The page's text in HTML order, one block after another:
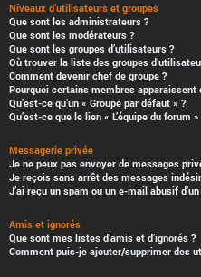
Niveaux d’utilisateurs et groupes
Que sont les administrateurs ?
Que sont les modérateurs ?
Que sont les groupes d’utilisateurs ?
Où trouver la liste des groupes
Comment devenir chef de groupe ?
Pourquoi certains membres apparaissent
Qu’est-ce qu’un « Groupe par défaut » ?
Qu’est-ce que le lien « L’équipe du forum »
Messagerie privée
Je ne peux pas envoyer de messages
Je reçois sans arrêt des messages
J’ai reçu un spam ou un e-mail abusif
Amis et ignorés
Que sont mes listes d’amis et d’ignorés ?
Comment puis-je ajouter/supprimer des